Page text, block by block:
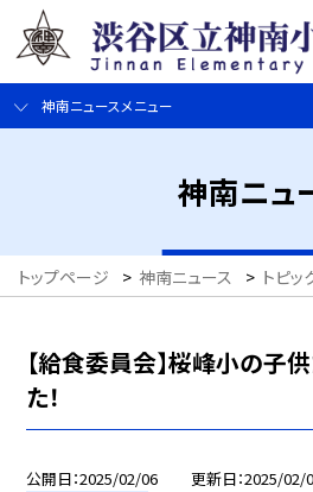
神南ニュースメニュー
神南ニュ
トップページ > 神南ニュース > トピッ
【給食委員会】桜峰小の子
た！
公開日 2025/02/06 更新日 2025/02/